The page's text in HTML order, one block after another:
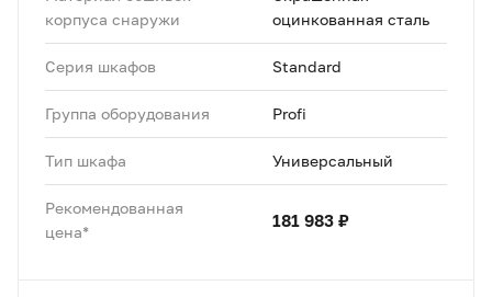
корпуса снаружи
оцинкованная сталь
Серия шкафов Standard
Группа оборудования Profi
Тип шкафа Универсальный
Рекомендованная
цена*
181 983 ₽